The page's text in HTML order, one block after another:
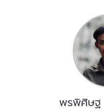
พรพิศิษฐ